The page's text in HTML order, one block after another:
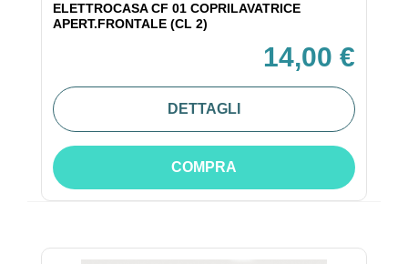
ELETTROCASA CF 01 COPRILAVATRICE
APERT.FRONTALE (CL 2)
14,00 €
DETTAGLI
COMPRA